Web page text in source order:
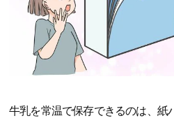
牛乳を常温で保存できるのは、紙